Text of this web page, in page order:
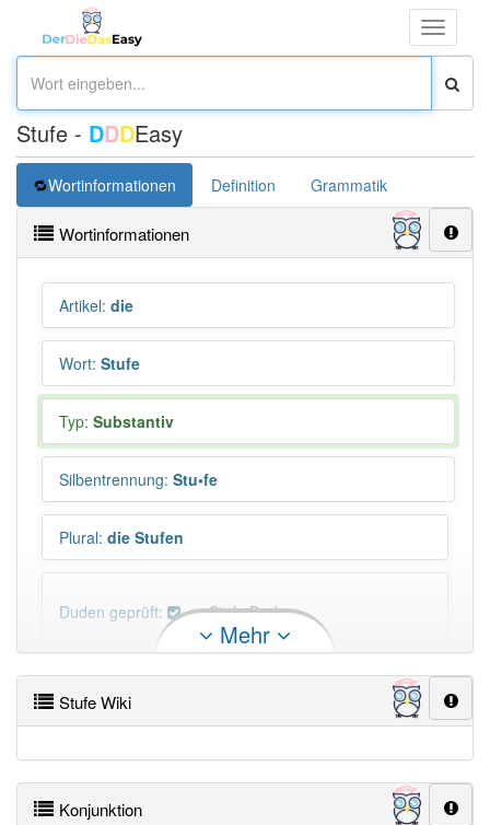
Toggle
Stufe - DDDEasy
Wortinformationen Definition Grammatik
Wortinformationen
Artikel: die
Wort: Stufe
Typ: Substantiv
Silbentrennung: Stu•fe
Plural: die Stufen
Duden geprüft: Stufe Duden
PowerIndex:8 317
Häufigkeit: 6 von 10
Mehr
Stufe Wiki
Konjunktion